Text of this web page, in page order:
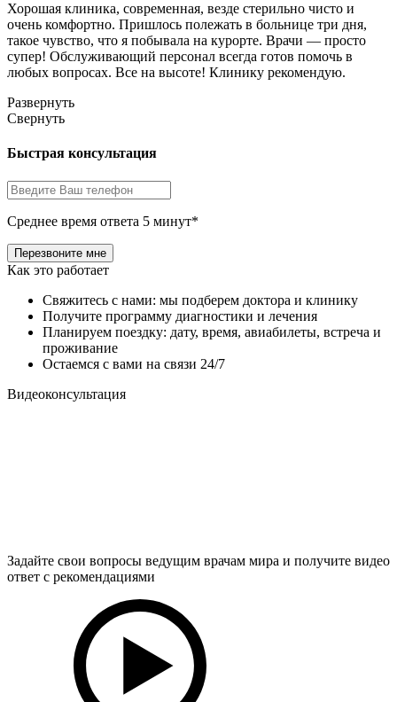
Хорошая клиника, современная, везде стерильно чисто и
очень комфортно. Пришлось полежать в больнице три дня,
такое чувство, что я побывала на курорте. Врачи — просто
супер! Обслуживающий персонал всегда готов помочь в
любых вопросах. Все на высоте! Клинику рекомендую.
Развернуть
Свернуть
Быстрая консультация
Среднее время ответа 5 минут*
Как это работает
Свяжитесь с нами: мы подберем доктора и клинику
Получите программу диагностики и лечения
Планируем поездку: дату, время, авиабилеты, встреча и
проживание
Остаемся с вами на связи 24/7
Видеоконсультация
Задайте свои вопросы ведущим врачам мира и получите видео
ответ с рекомендациями